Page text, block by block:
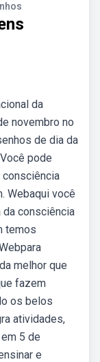
da
novembro no
de dia da
pode
consciência
Webaqui você
consciência
temos
melhor que
fazem
os belos
atividades,
5 de
e